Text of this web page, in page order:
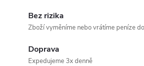
Bez rizika
Zboží vyměníme nebo vrátíme peníze
Doprava
Expedujeme 3x denně